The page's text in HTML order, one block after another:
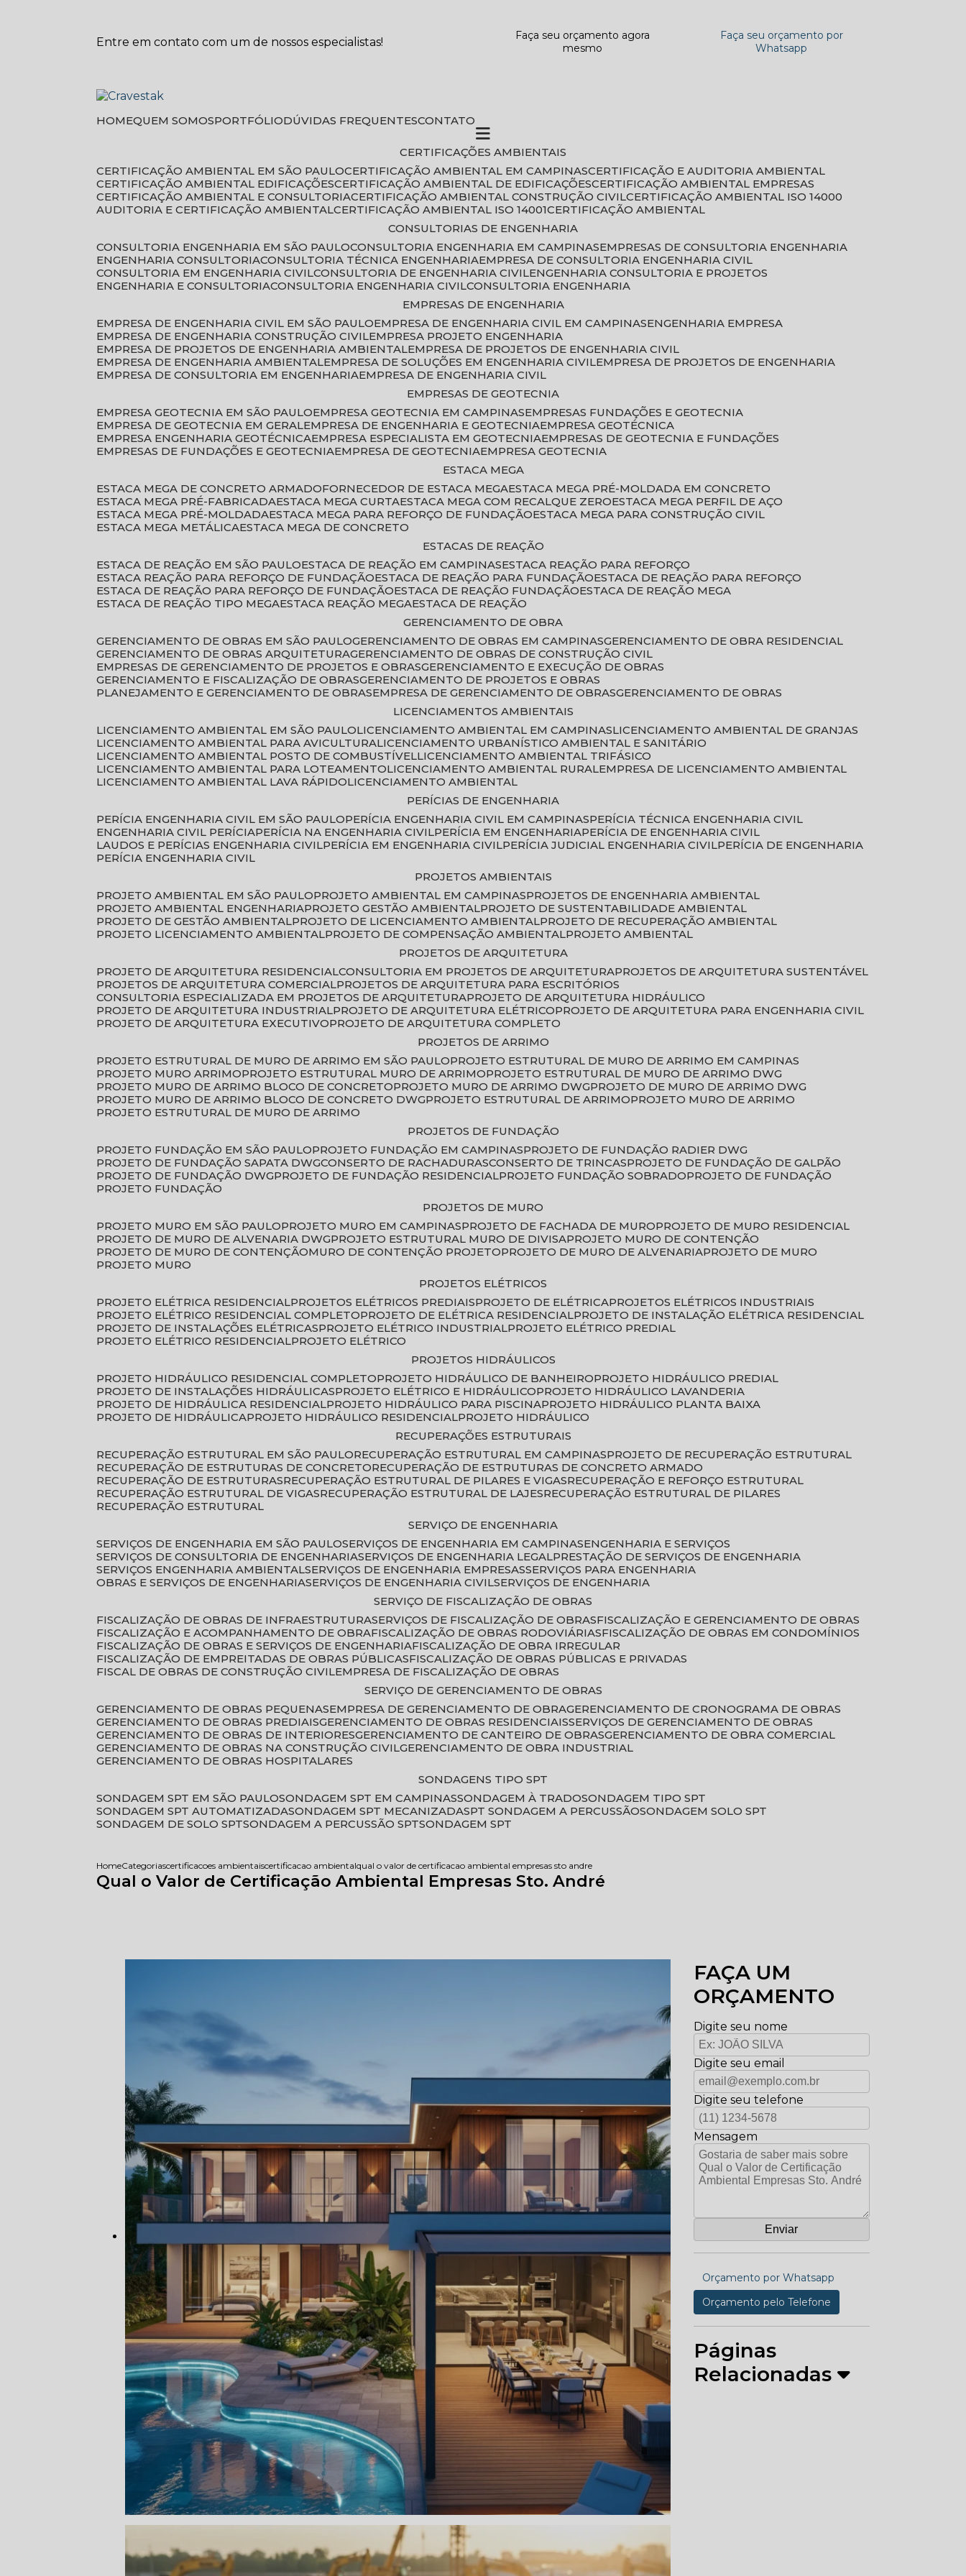
Entre em contato com um de nossos especialistas!
Faça seu orçamento agora
mesmo
Faça seu orçamento por
Whatsapp
HOME QUEM SOMOS PORTFÓLIO DÚVIDAS FREQUENTES CONTATO
CERTIFICAÇÕES AMBIENTAIS
CERTIFICAÇÃO AMBIENTAL EM SÃO PAULO
CERTIFICAÇÃO AMBIENTAL EM CAMPINAS
CERTIFICAÇÃO E AUDITORIA AMBIENTAL
CERTIFICAÇÃO AMBIENTAL EDIFICAÇÕES
CERTIFICAÇÃO AMBIENTAL DE EDIFICAÇÕES
CERTIFICAÇÃO AMBIENTAL EMPRESAS
CERTIFICAÇÃO AMBIENTAL E CONSULTORIA
CERTIFICAÇÃO AMBIENTAL CONSTRUÇÃO CIVIL
CERTIFICAÇÃO AMBIENTAL ISO 14000
AUDITORIA E CERTIFICAÇÃO AMBIENTAL
CERTIFICAÇÃO AMBIENTAL ISO 14001
CERTIFICAÇÃO AMBIENTAL
CONSULTORIAS DE ENGENHARIA
CONSULTORIA ENGENHARIA EM SÃO PAULO CONSULTORIA ENGENHARIA EM CAMPINAS
EMPRESAS DE CONSULTORIA ENGENHARIA
ENGENHARIA CONSULTORIA CONSULTORIA TÉCNICA ENGENHARIA EMPRESA DE CONSULTORIA ENGENHARIA CIVIL
CONSULTORIA EM ENGENHARIA CIVIL CONSULTORIA DE ENGENHARIA CIVIL ENGENHARIA CONSULTORIA E PROJETOS
ENGENHARIA E CONSULTORIA CONSULTORIA ENGENHARIA CIVIL CONSULTORIA ENGENHARIA
EMPRESAS DE ENGENHARIA
EMPRESA DE ENGENHARIA CIVIL EM SÃO PAULO
EMPRESA DE ENGENHARIA CIVIL EM CAMPINAS
ENGENHARIA EMPRESA
EMPRESA DE ENGENHARIA CONSTRUÇÃO CIVIL EMPRESA PROJETO ENGENHARIA
EMPRESA DE PROJETOS DE ENGENHARIA AMBIENTAL EMPRESA DE PROJETOS DE ENGENHARIA CIVIL
EMPRESA DE ENGENHARIA AMBIENTAL EMPRESA DE SOLUÇÕES EM ENGENHARIA CIVIL EMPRESA DE PROJETOS DE ENGENHARIA
EMPRESA DE CONSULTORIA EM ENGENHARIA EMPRESA DE ENGENHARIA CIVIL
EMPRESAS DE GEOTECNIA
EMPRESA GEOTECNIA EM SÃO PAULO
EMPRESA GEOTECNIA EM CAMPINAS
EMPRESAS FUNDAÇÕES E GEOTECNIA
EMPRESA DE GEOTECNIA EM GERAL EMPRESA DE ENGENHARIA E GEOTECNIA EMPRESA GEOTÉCNICA
EMPRESA ENGENHARIA GEOTÉCNICA EMPRESA ESPECIALISTA EM GEOTECNIA EMPRESAS DE GEOTECNIA E FUNDAÇÕES
EMPRESAS DE FUNDAÇÕES E GEOTECNIA EMPRESA DE GEOTECNIA EMPRESA GEOTECNIA
ESTACA MEGA
ESTACA MEGA DE CONCRETO ARMADO
FORNECEDOR DE ESTACA MEGA ESTACA MEGA PRÉ-MOLDADA EM CONCRETO
ESTACA MEGA PRÉ-FABRICADA ESTACA MEGA CURTA ESTACA MEGA COM RECALQUE ZERO
ESTACA MEGA PERFIL DE AÇO
ESTACA MEGA PRÉ-MOLDADA ESTACA MEGA PARA REFORÇO DE FUNDAÇÃO
ESTACA MEGA PARA CONSTRUÇÃO CIVIL
ESTACA MEGA METÁLICA ESTACA MEGA DE CONCRETO
ESTACAS DE REAÇÃO
ESTACA DE REAÇÃO EM SÃO PAULO
ESTACA DE REAÇÃO EM CAMPINAS
ESTACA REAÇÃO PARA REFORÇO
ESTACA REAÇÃO PARA REFORÇO DE FUNDAÇÃO
ESTACA DE REAÇÃO PARA FUNDAÇÃO
ESTACA DE REAÇÃO PARA REFORÇO
ESTACA DE REAÇÃO PARA REFORÇO DE FUNDAÇÃO
ESTACA DE REAÇÃO FUNDAÇÃO
ESTACA DE REAÇÃO MEGA
ESTACA DE REAÇÃO TIPO MEGA ESTACA REAÇÃO MEGA ESTACA DE REAÇÃO
GERENCIAMENTO DE OBRA
GERENCIAMENTO DE OBRAS EM SÃO PAULO
GERENCIAMENTO DE OBRAS EM CAMPINAS
GERENCIAMENTO DE OBRA RESIDENCIAL
GERENCIAMENTO DE OBRAS ARQUITETURA
GERENCIAMENTO DE OBRAS DE CONSTRUÇÃO CIVIL
EMPRESAS DE GERENCIAMENTO DE PROJETOS E OBRAS
GERENCIAMENTO E EXECUÇÃO DE OBRAS
GERENCIAMENTO E FISCALIZAÇÃO DE OBRAS
GERENCIAMENTO DE PROJETOS E OBRAS
PLANEJAMENTO E GERENCIAMENTO DE OBRAS
EMPRESA DE GERENCIAMENTO DE OBRAS
GERENCIAMENTO DE OBRAS
LICENCIAMENTOS AMBIENTAIS
LICENCIAMENTO AMBIENTAL EM SÃO PAULO LICENCIAMENTO AMBIENTAL EM CAMPINAS LICENCIAMENTO AMBIENTAL DE GRANJAS
LICENCIAMENTO AMBIENTAL PARA AVICULTURA LICENCIAMENTO URBANÍSTICO AMBIENTAL E SANITÁRIO
LICENCIAMENTO AMBIENTAL POSTO DE COMBUSTÍVEL LICENCIAMENTO AMBIENTAL TRIFÁSICO
LICENCIAMENTO AMBIENTAL PARA LOTEAMENTO LICENCIAMENTO AMBIENTAL RURAL EMPRESA DE LICENCIAMENTO AMBIENTAL
LICENCIAMENTO AMBIENTAL LAVA RÁPIDO LICENCIAMENTO AMBIENTAL
PERÍCIAS DE ENGENHARIA
PERÍCIA ENGENHARIA CIVIL EM SÃO PAULO
PERÍCIA ENGENHARIA CIVIL EM CAMPINAS
PERÍCIA TÉCNICA ENGENHARIA CIVIL
ENGENHARIA CIVIL PERÍCIA
PERÍCIA NA ENGENHARIA CIVIL PERÍCIA EM ENGENHARIA
PERÍCIA DE ENGENHARIA CIVIL
LAUDOS E PERÍCIAS ENGENHARIA CIVIL
PERÍCIA EM ENGENHARIA CIVIL PERÍCIA JUDICIAL ENGENHARIA CIVIL
PERÍCIA DE ENGENHARIA
PERÍCIA ENGENHARIA CIVIL
PROJETOS AMBIENTAIS
PROJETO AMBIENTAL EM SÃO PAULO
PROJETO AMBIENTAL EM CAMPINAS
PROJETOS DE ENGENHARIA AMBIENTAL
PROJETO AMBIENTAL ENGENHARIA
PROJETO GESTÃO AMBIENTAL
PROJETO DE SUSTENTABILIDADE AMBIENTAL
PROJETO DE GESTÃO AMBIENTAL
PROJETO DE LICENCIAMENTO AMBIENTAL
PROJETO DE RECUPERAÇÃO AMBIENTAL
PROJETO LICENCIAMENTO AMBIENTAL
PROJETO DE COMPENSAÇÃO AMBIENTAL
PROJETO AMBIENTAL
PROJETOS DE ARQUITETURA
PROJETO DE ARQUITETURA RESIDENCIAL CONSULTORIA EM PROJETOS DE ARQUITETURA
PROJETOS DE ARQUITETURA SUSTENTÁVEL
PROJETOS DE ARQUITETURA COMERCIAL
PROJETOS DE ARQUITETURA PARA ESCRITÓRIOS
CONSULTORIA ESPECIALIZADA EM PROJETOS DE ARQUITETURA
PROJETO DE ARQUITETURA HIDRÁULICO
PROJETO DE ARQUITETURA INDUSTRIAL
PROJETO DE ARQUITETURA ELÉTRICO
PROJETO DE ARQUITETURA PARA ENGENHARIA CIVIL
PROJETO DE ARQUITETURA EXECUTIVO
PROJETO DE ARQUITETURA COMPLETO
PROJETOS DE ARRIMO
PROJETO ESTRUTURAL DE MURO DE ARRIMO EM SÃO PAULO
PROJETO ESTRUTURAL DE MURO DE ARRIMO EM CAMPINAS
PROJETO MURO ARRIMO
PROJETO ESTRUTURAL MURO DE ARRIMO
PROJETO ESTRUTURAL DE MURO DE ARRIMO DWG
PROJETO MURO DE ARRIMO BLOCO DE CONCRETO
PROJETO MURO DE ARRIMO DWG
PROJETO DE MURO DE ARRIMO DWG
PROJETO MURO DE ARRIMO BLOCO DE CONCRETO DWG
PROJETO ESTRUTURAL DE ARRIMO
PROJETO MURO DE ARRIMO
PROJETO ESTRUTURAL DE MURO DE ARRIMO
PROJETOS DE FUNDAÇÃO
PROJETO FUNDAÇÃO EM SÃO PAULO
PROJETO FUNDAÇÃO EM CAMPINAS
PROJETO DE FUNDAÇÃO RADIER DWG
PROJETO DE FUNDAÇÃO SAPATA DWG CONSERTO DE RACHADURAS CONSERTO DE TRINCAS
PROJETO DE FUNDAÇÃO DE GALPÃO
PROJETO DE FUNDAÇÃO DWG
PROJETO DE FUNDAÇÃO RESIDENCIAL PROJETO FUNDAÇÃO SOBRADO
PROJETO DE FUNDAÇÃO
PROJETO FUNDAÇÃO
PROJETOS DE MURO
PROJETO MURO EM SÃO PAULO
PROJETO MURO EM CAMPINAS PROJETO DE FACHADA DE MURO
PROJETO DE MURO RESIDENCIAL
PROJETO DE MURO DE ALVENARIA DWG
PROJETO ESTRUTURAL MURO DE DIVISA
PROJETO MURO DE CONTENÇÃO
PROJETO DE MURO DE CONTENÇÃO
MURO DE CONTENÇÃO PROJETO PROJETO DE MURO DE ALVENARIA
PROJETO DE MURO
PROJETO MURO
PROJETOS ELÉTRICOS
PROJETO ELÉTRICA RESIDENCIAL
PROJETOS ELÉTRICOS PREDIAIS PROJETO DE ELÉTRICA
PROJETOS ELÉTRICOS INDUSTRIAIS
PROJETO ELÉTRICO RESIDENCIAL COMPLETO
PROJETO DE ELÉTRICA RESIDENCIAL
PROJETO DE INSTALAÇÃO ELÉTRICA RESIDENCIAL
PROJETO DE INSTALAÇÕES ELÉTRICAS
PROJETO ELÉTRICO INDUSTRIAL
PROJETO ELÉTRICO PREDIAL
PROJETO ELÉTRICO RESIDENCIAL
PROJETO ELÉTRICO
PROJETOS HIDRÁULICOS
PROJETO HIDRÁULICO RESIDENCIAL COMPLETO
PROJETO HIDRÁULICO DE BANHEIRO
PROJETO HIDRÁULICO PREDIAL
PROJETO DE INSTALAÇÕES HIDRÁULICAS
PROJETO ELÉTRICO E HIDRÁULICO
PROJETO HIDRÁULICO LAVANDERIA
PROJETO DE HIDRÁULICA RESIDENCIAL
PROJETO HIDRÁULICO PARA PISCINA
PROJETO HIDRÁULICO PLANTA BAIXA
PROJETO DE HIDRÁULICA
PROJETO HIDRÁULICO RESIDENCIAL
PROJETO HIDRÁULICO
RECUPERAÇÕES ESTRUTURAIS
RECUPERAÇÃO ESTRUTURAL EM SÃO PAULO
RECUPERAÇÃO ESTRUTURAL EM CAMPINAS
PROJETO DE RECUPERAÇÃO ESTRUTURAL
RECUPERAÇÃO DE ESTRUTURAS DE CONCRETO
RECUPERAÇÃO DE ESTRUTURAS DE CONCRETO ARMADO
RECUPERAÇÃO DE ESTRUTURAS
RECUPERAÇÃO ESTRUTURAL DE PILARES E VIGAS
RECUPERAÇÃO E REFORÇO ESTRUTURAL
RECUPERAÇÃO ESTRUTURAL DE VIGAS
RECUPERAÇÃO ESTRUTURAL DE LAJES
RECUPERAÇÃO ESTRUTURAL DE PILARES
RECUPERAÇÃO ESTRUTURAL
SERVIÇO DE ENGENHARIA
SERVIÇOS DE ENGENHARIA EM SÃO PAULO SERVIÇOS DE ENGENHARIA EM CAMPINAS
ENGENHARIA E SERVIÇOS
SERVIÇOS DE CONSULTORIA DE ENGENHARIA SERVIÇOS DE ENGENHARIA LEGAL
PRESTAÇÃO DE SERVIÇOS DE ENGENHARIA
SERVIÇOS ENGENHARIA AMBIENTAL SERVIÇOS DE ENGENHARIA EMPRESAS SERVIÇOS PARA ENGENHARIA
OBRAS E SERVIÇOS DE ENGENHARIA SERVIÇOS DE ENGENHARIA CIVIL SERVIÇOS DE ENGENHARIA
SERVIÇO DE FISCALIZAÇÃO DE OBRAS
FISCALIZAÇÃO DE OBRAS DE INFRAESTRUTURA SERVIÇOS DE FISCALIZAÇÃO DE OBRAS
FISCALIZAÇÃO E GERENCIAMENTO DE OBRAS
FISCALIZAÇÃO E ACOMPANHAMENTO DE OBRA FISCALIZAÇÃO DE OBRAS RODOVIÁRIAS
FISCALIZAÇÃO DE OBRAS EM CONDOMÍNIOS
FISCALIZAÇÃO DE OBRAS E SERVIÇOS DE ENGENHARIA FISCALIZAÇÃO DE OBRA IRREGULAR
FISCALIZAÇÃO DE EMPREITADAS DE OBRAS PÚBLICAS
FISCALIZAÇÃO DE OBRAS PÚBLICAS E PRIVADAS
FISCAL DE OBRAS DE CONSTRUÇÃO CIVIL EMPRESA DE FISCALIZAÇÃO DE OBRAS
SERVIÇO DE GERENCIAMENTO DE OBRAS
GERENCIAMENTO DE OBRAS PEQUENAS
EMPRESA DE GERENCIAMENTO DE OBRA
GERENCIAMENTO DE CRONOGRAMA DE OBRAS
GERENCIAMENTO DE OBRAS PREDIAIS
GERENCIAMENTO DE OBRAS RESIDENCIAIS SERVIÇOS DE GERENCIAMENTO DE OBRAS
GERENCIAMENTO DE OBRAS DE INTERIORES
GERENCIAMENTO DE CANTEIRO DE OBRAS
GERENCIAMENTO DE OBRA COMERCIAL
GERENCIAMENTO DE OBRAS NA CONSTRUÇÃO CIVIL
GERENCIAMENTO DE OBRA INDUSTRIAL
GERENCIAMENTO DE OBRAS HOSPITALARES
SONDAGENS TIPO SPT
SONDAGEM SPT EM SÃO PAULO SONDAGEM SPT EM CAMPINAS SONDAGEM À TRADO SONDAGEM TIPO SPT
SONDAGEM SPT AUTOMATIZADA SONDAGEM SPT MECANIZADA SPT SONDAGEM A PERCUSSÃO SONDAGEM SOLO SPT
SONDAGEM DE SOLO SPT SONDAGEM A PERCUSSÃO SPT SONDAGEM SPT
HomeCategoriascertificacoes ambientaiscertificacao ambientalqual o valor de certificacao ambiental empresas sto andre
Qual o Valor de Certificação Ambiental Empresas Sto. André
FAÇA UM
ORÇAMENTO
Digite seu nome
Digite seu email
Digite seu telefone
Mensagem
Orçamento por Whatsapp
Orçamento pelo Telefone
Páginas
Relacionadas